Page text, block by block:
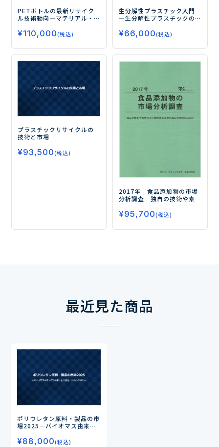
PETボトルの最新リサイク
ル技術動向―マテリアル・
¥110,000(税込)
生分解性プラスチック入門
―生分解性プラスチックの
向まで―
¥66,000(税込)
プラスチックリサイクルの
技術と市場
¥93,500(税込)
2017年 食品添加物の市場
分析調査―独自の技術や素
品の開発が活発化―
¥95,700(税込)
最近見た商品
ポリウレタン原料・製品の市
場2025―バイオマス由来・
クルPU―
¥88,000(税込)